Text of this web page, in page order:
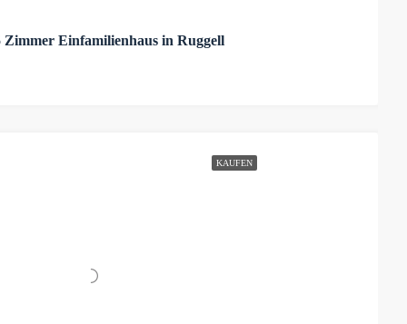
Zimmer Einfamilienhaus in Ruggell
KAUFEN